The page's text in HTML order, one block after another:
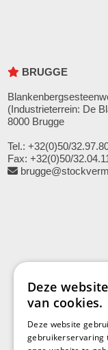
BRUGGE
(Industrieterrein: De
8000 Brugge
Tel.: +32(0)50/
Fax: +32(0)50/
Deze
van cookies.
Deze website
gebruikerservaring